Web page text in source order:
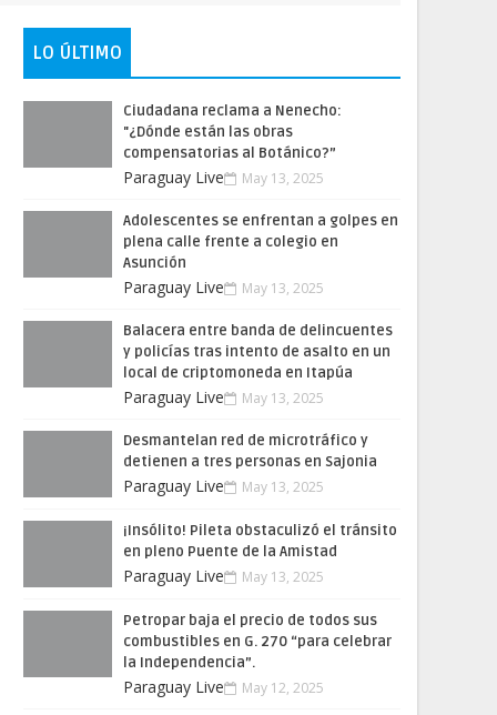
LO ÚLTIMO
Ciudadana reclama a Nenecho:
"¿Dónde están las obras
compensatorias al Botánico?”
Paraguay Live May 13, 2025
Adolescentes se enfrentan a golpes en
plena calle frente a colegio en
Asunción
Paraguay Live May 13, 2025
Balacera entre banda de delincuentes
y policías tras intento de asalto en un
local de criptomoneda en Itapúa
Paraguay Live May 13, 2025
Desmantelan red de microtráfico y
detienen a tres personas en Sajonia
Paraguay Live May 13, 2025
¡Insólito! Pileta obstaculizó el tránsito
en pleno Puente de la Amistad
Paraguay Live May 13, 2025
Petropar baja el precio de todos sus
combustibles en G. 270 “para celebrar
la Independencia”.
Paraguay Live May 12, 2025